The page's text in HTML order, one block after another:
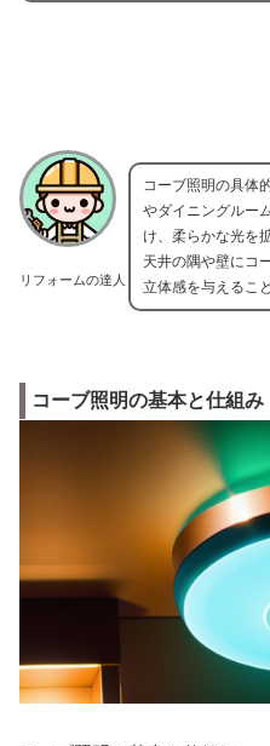
リフォームの達人
コーブ照明の具体
やダイニングルー
け、柔らかな光を
天井の隅や壁にコ
立体感を与えるこ
コーブ照明の基本と仕組み